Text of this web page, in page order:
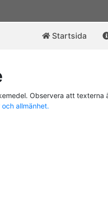
Startsida
Observera att texterna
allmänhet.